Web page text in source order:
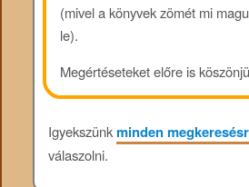
(mivel a könyvek zömét mi
le).
Megértéseteket előre is
Igyekszünkminden
válaszolni.